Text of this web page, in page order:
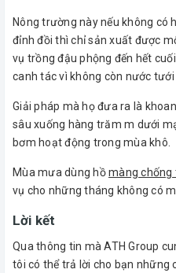
Nông trường này nếu không có
đỉnh đồi thì chỉ sản xuất được
vụ trồng đậu phộng đến hết
canh tác vì không còn nước tưới
Giải pháp mà họ đưa ra là
sâu xuống hàng trăm m dưới
bơm hoạt động trong mùa khô.
Mùa mưa dùng hồmàng chống
vụ cho những tháng không có
Lời kết
Qua thông tin mà ATH Group
tôi có thể trả lời cho bạn những